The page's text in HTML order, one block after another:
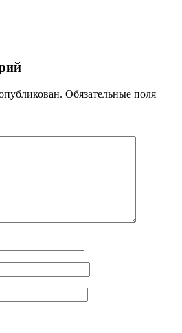
Обязательные поля